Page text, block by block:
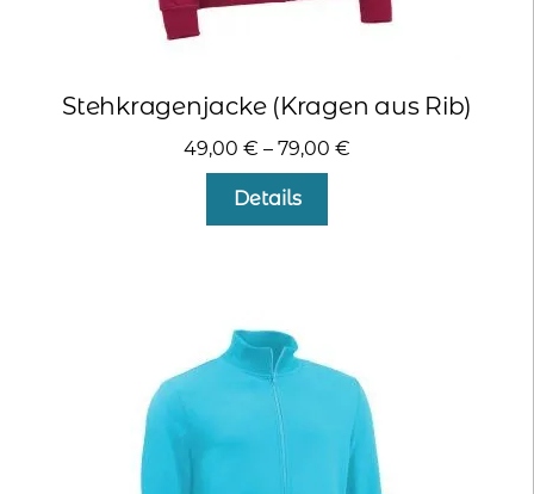
Stehkragenjacke (Kragen aus Rib)
49,00 € – 79,00 €
Details
Optionen
können
auf
der